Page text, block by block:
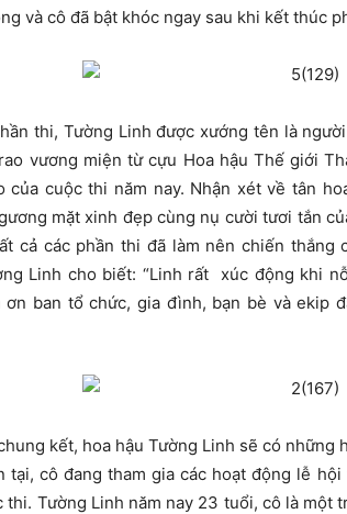
và cô đã bật khóc ngay sau khi kết thúc
thi, Tường Linh được xướng tên là
vương miện từ cựu Hoa hậu Thế giới
của cuộc thi năm nay. Nhận xét về tân
mặt xinh đẹp cùng nụ cười tươi tắn
cả các phần thi đã làm nên chiến thắng
Linh cho biết: “Linh rất xúc động khi
ơn ban tổ chức, gia đình, bạn bè và ekip
kết, hoa hậu Tường Linh sẽ có
tại, cô đang tham gia các hoạt động lễ
thi. Tường Linh năm nay 23 tuổi, cô là